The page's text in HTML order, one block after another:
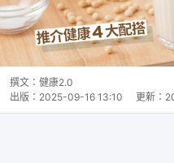
撰文： 健康2.0
出版： 2025-09-16 13:10 更新：